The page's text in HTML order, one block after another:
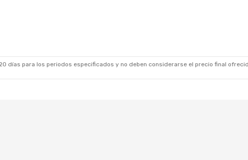
para los periodos especificados y no deben considerarse el precio final